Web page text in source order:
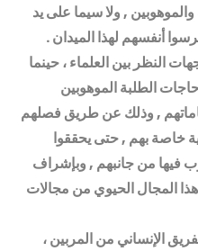
, ولا سيما على يد
أنفسهم لهذا الميدان .
النظر بين العلماء ، حينما
الطلبة الموهوبين
, وذلك عن طريق فصلهم
بهم , حتى يحققوا
فيها من جانبهم , وبإشراف
المجال الحيوي من مجالات
الإنساني من المربين ،